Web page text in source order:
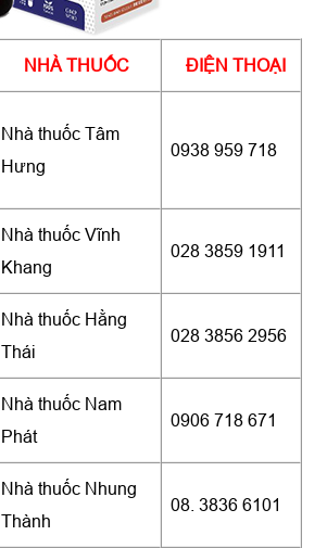
NHÀ THUỐC ĐIỆN THOẠI
Nhà thuốc Tâm
Hưng
0938 959 718
Nhà thuốc Vĩnh
Khang
028 3859 1911
Nhà thuốc Hằng
Thái
028 3856 2956
Nhà thuốc Nam
Phát
0906 718 671
Nhà thuốc Nhung
Thành
08. 3836 6101